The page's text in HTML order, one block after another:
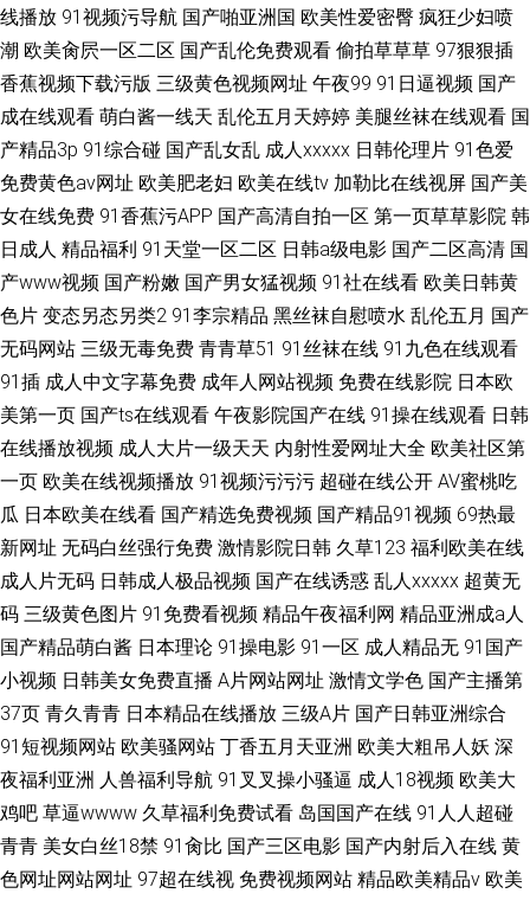
线播放 91视频污导航 国产啪亚洲国 欧美性爱密臀 疯狂少妇喷
潮 欧美肏屄一区二区 国产乱伦免费观看 偷拍草草草 97狠狠插
香蕉视频下载污版 三级黄色视频网址 午夜99 91日逼视频 国产
成在线观看 萌白酱一线天 乱伦五月天婷婷 美腿丝袜在线观看 国
产精品3p 91综合碰 国产乱女乱 成人xxxxx 日韩伦理片 91色爱
免费黄色av网址 欧美肥老妇 欧美在线tv 加勒比在线视屏 国产美
女在线免费 91香蕉污APP 国产高清自拍一区 第一页草草影院 韩
日成人 精品福利 91天堂一区二区 日韩a级电影 国产二区高清 国
产www视频 国产粉嫩 国产男女猛视频 91社在线看 欧美日韩黄
色片 变态另态另类2 91李宗精品 黑丝袜自慰喷水 乱伦五月 国产
无码网站 三级无毒免费 青青草51 91丝袜在线 91九色在线观看
91插 成人中文字幕免费 成年人网站视频 免费在线影院 日本欧
美第一页 国产ts在线观看 午夜影院国产在线 91操在线观看 日韩
在线播放视频 成人大片一级天天 内射性爱网址大全 欧美社区第
一页 欧美在线视频播放 91视频污污污 超碰在线公开 AV蜜桃吃
瓜 日本欧美在线看 国产精选免费视频 国产精品91视频 69热最
新网址 无码白丝强行免费 激情影院日韩 久草123 福利欧美在线
成人片无码 日韩成人极品视频 国产在线诱惑 乱人xxxxx 超黄无
码 三级黄色图片 91免费看视频 精品午夜福利网 精品亚洲成a人
国产精品萌白酱 日本理论 91操电影 91一区 成人精品无 91国产
小视频 日韩美女免费直播 A片网站网址 激情文学色 国产主播第
37页 青久青青 日本精品在线播放 三级A片 国产日韩亚洲综合
91短视频网站 欧美骚网站 丁香五月天亚洲 欧美大粗吊人妖 深
夜福利亚洲 人兽福利导航 91叉叉操小骚逼 成人18视频 欧美大
鸡吧 草逼wwww 久草福利免费试看 岛国国产在线 91人人超碰
青青 美女白丝18禁 91肏比 国产三区电影 国产内射后入在线 黄
色网址网站网址 97超在线视 免费视频网站 精品欧美精品v 欧美